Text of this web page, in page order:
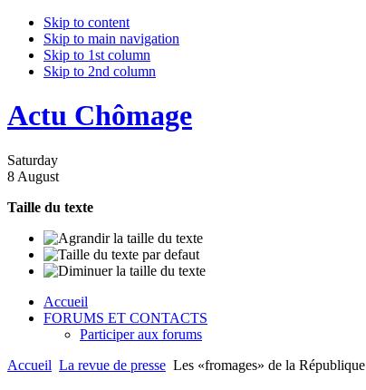
Skip to content
Skip to main navigation
Skip to 1st column
Skip to 2nd column
Actu Chômage
Saturday
8 August
Taille du texte
Accueil
FORUMS ET CONTACTS
Participer aux forums
Accueil La revue de presse Les «fromages» de la République